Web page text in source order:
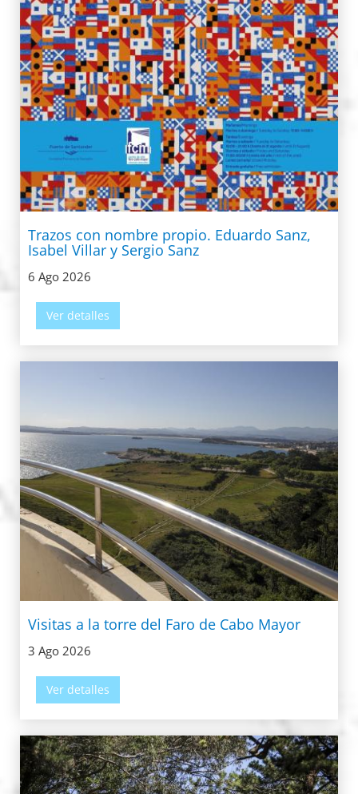
Trazos con nombre propio. Eduardo Sanz,
Isabel Villar y Sergio Sanz
6 Ago 2026
Ver detalles
Visitas a la torre del Faro de Cabo Mayor
3 Ago 2026
Ver detalles